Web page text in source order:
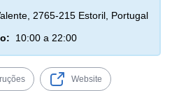
2765-215 Estoril, Portugal
10:00 a 22:00
Website